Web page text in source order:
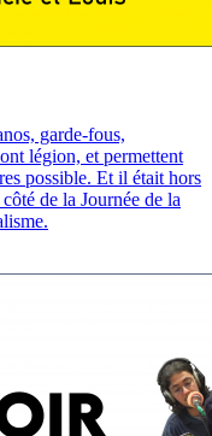
garde-fous,
légion, et permettent
possible. Et il était hors
de la Journée de la